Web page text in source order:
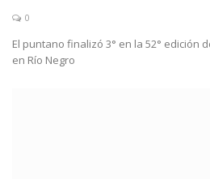
0
El puntano finalizó 3° en la 52° edición
en Río Negro